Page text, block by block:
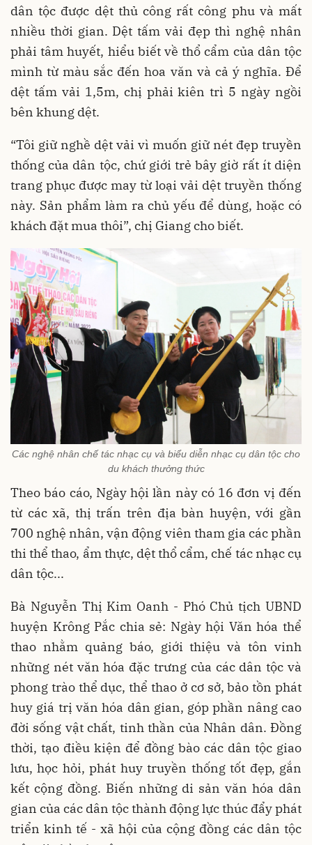
dân tộc được dệt thủ công rất công phu và mất
nhiều thời gian. Dệt tấm vải đẹp thì nghệ nhân
phải tâm huyết, hiểu biết về thổ cẩm của dân tộc
mình từ màu sắc đến hoa văn và cả ý nghĩa. Để
dệt tấm vải 1,5m, chị phải kiên trì 5 ngày ngồi
bên khung dệt.
“Tôi giữ nghề dệt vải vì muốn giữ nét đẹp truyền
thống của dân tộc, chứ giới trẻ bây giờ rất ít diện
trang phục được may từ loại vải dệt truyền thống
này. Sản phẩm làm ra chủ yếu để dùng, hoặc có
khách đặt mua thôi”, chị Giang cho biết.
Các nghệ nhân chế tác nhạc cụ và biểu diễn nhạc cụ dân tộc cho
du khách thưởng thức
Theo báo cáo, Ngày hội lần này có 16 đơn vị đến
từ các xã, thị trấn trên địa bàn huyện, với gần
700 nghệ nhân, vận động viên tham gia các phần
thi thể thao, ẩm thực, dệt thổ cẩm, chế tác nhạc cụ
dân tộc...
Bà Nguyễn Thị Kim Oanh - Phó Chủ tịch UBND
huyện Krông Pắc chia sẻ: Ngày hội Văn hóa thể
thao nhằm quảng báo, giới thiệu và tôn vinh
những nét văn hóa đặc trưng của các dân tộc và
phong trào thể dục, thể thao ở cơ sở, bảo tồn phát
huy giá trị văn hóa dân gian, góp phần nâng cao
đời sống vật chất, tinh thần của Nhân dân. Đồng
thời, tạo điều kiện để đồng bào các dân tộc giao
lưu, học hỏi, phát huy truyền thống tốt đẹp, gắn
kết cộng đồng. Biến những di sản văn hóa dân
gian của các dân tộc thành động lực thúc đẩy phát
triển kinh tế - xã hội của cộng đồng các dân tộc